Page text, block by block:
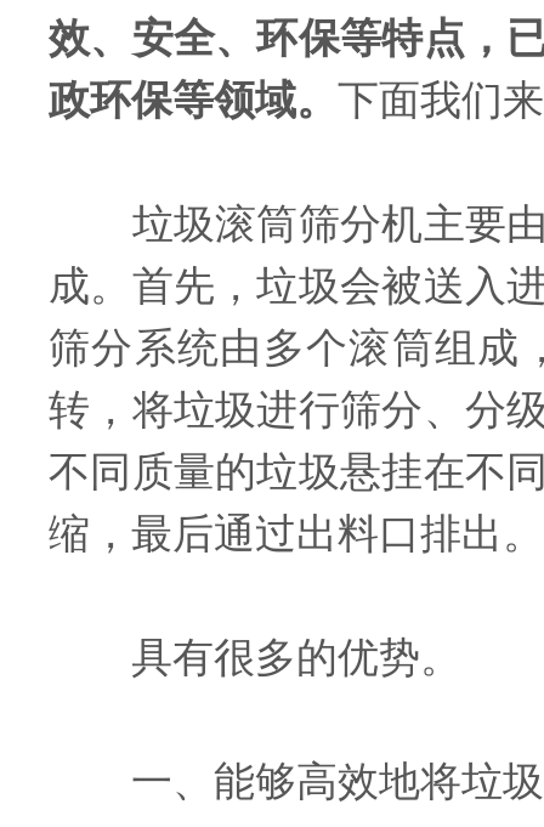
效、安全、环保等特点，
政环保等领域。 下面我们
垃圾滚筒筛分机主要由
成。首先，垃圾会被送入
筛分系统由多个滚筒组成
转，将垃圾进行筛分、分
不同质量的垃圾悬挂在不
缩，最后通过出料口排出。
具有很多的优势。
一、能够高效地将垃圾